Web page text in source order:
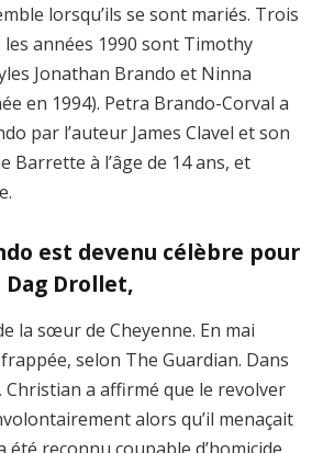
lorsqu’ils se sont mariés. Trois
années 1990 sont Timothy
Jonathan Brando et Ninna
en 1994). Petra Brando-Corval a
par l’auteur James Clavel et son
Barrette à l’âge de 14 ans, et
est devenu célèbre pour
Drollet,
la sœur de Cheyenne. En mai
selon The Guardian. Dans
Christian a affirmé que le revolver
alors qu’il menaçait
été reconnu coupable d’homicide